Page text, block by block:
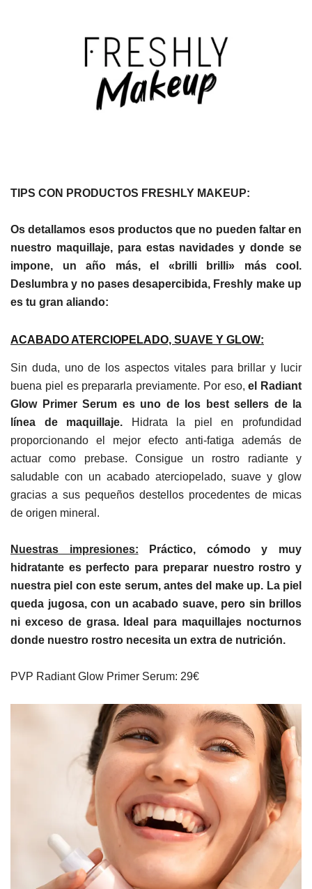
TIPS CON PRODUCTOS FRESHLY MAKEUP:
Os detallamos esos productos que no pueden faltar en
nuestro maquillaje, para estas navidades y donde se
impone, un año más, el «brilli brilli» más cool.
Deslumbra y no pases desapercibida, Freshly make up
es tu gran aliando:
ACABADO ATERCIOPELADO, SUAVE Y GLOW:
Sin duda, uno de los aspectos vitales para brillar y lucir
buena piel es prepararla previamente. Por eso,el Radiant
Glow Primer Serum es uno de los best sellers de la
línea de maquillaje. Hidrata la piel en profundidad
proporcionando el mejor efecto anti-fatiga además de
actuar como prebase. Consigue un rostro radiante y
saludable con un acabado aterciopelado, suave y glow
gracias a sus pequeños destellos procedentes de micas
de origen mineral.
Nuestras impresiones: Práctico, cómodo y muy
hidratante es perfecto para preparar nuestro rostro y
nuestra piel con este serum, antes del make up. La piel
queda jugosa, con un acabado suave, pero sin brillos
ni exceso de grasa. Ideal para maquillajes nocturnos
donde nuestro rostro necesita un extra de nutrición.
PVP Radiant Glow Primer Serum: 29€